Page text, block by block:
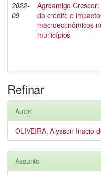
2022-
09
Agroamigo
do crédito e
macroeconômicos
municípios
Refinar
Autor
OLIVEIRA, Alysson Inácio
Assunto